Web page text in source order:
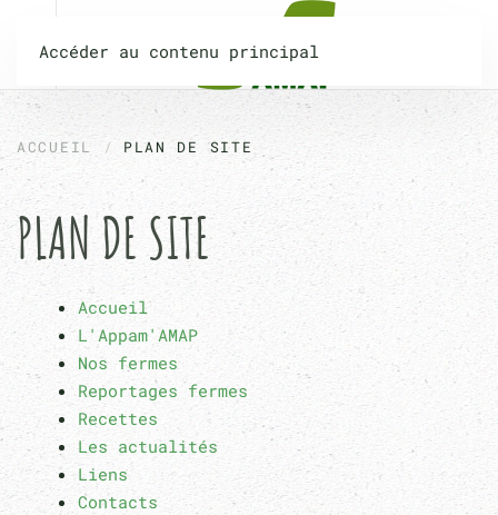
Accéder au contenu principal
ACCUEIL PLAN DE SITE
PLAN DE SITE
Accueil
L'Appam'AMAP
Nos fermes
Reportages fermes
Recettes
Les actualités
Liens
Contacts